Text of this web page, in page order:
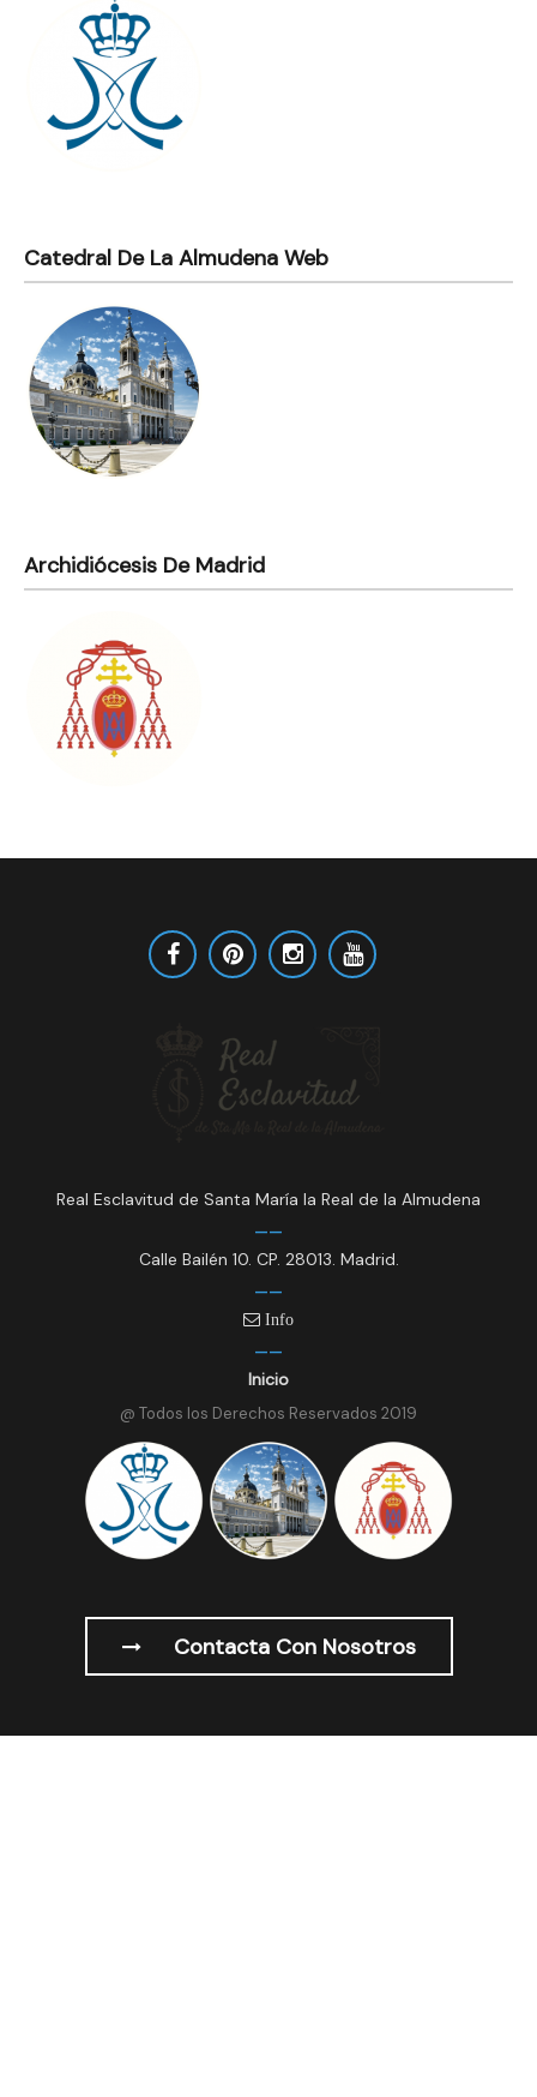
Catedral De La Almudena Web
Archidiócesis De Madrid
Real Esclavitud de Santa María la Real de la Almudena
Calle Bailén 10. CP. 28013. Madrid.
Info
Inicio
@ Todos los Derechos Reservados 2019
Contacta Con Nosotros